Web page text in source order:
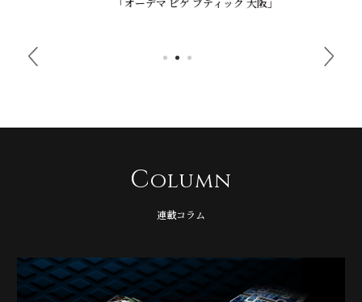
Column
連載コラム